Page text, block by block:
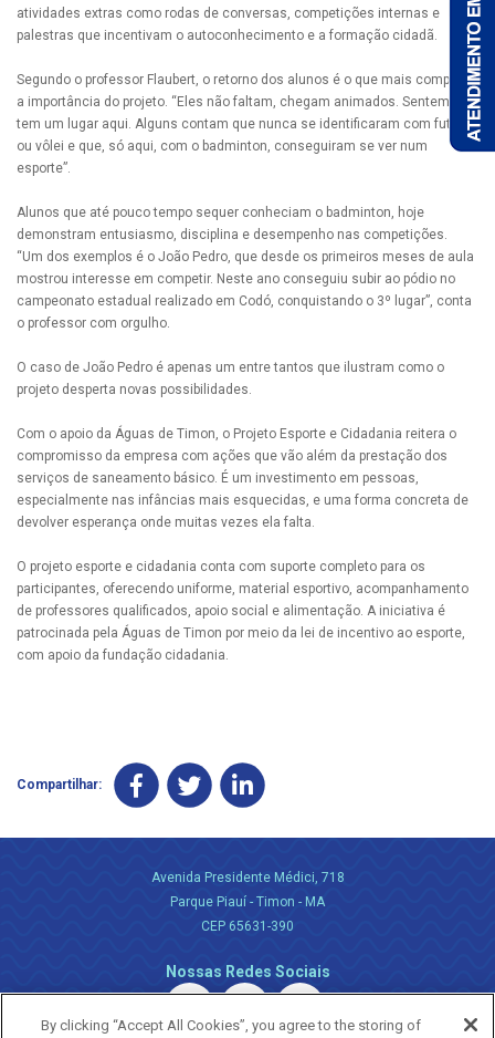
atividades extras como rodas de conversas, competições internas e
palestras que incentivam o autoconhecimento e a formação cidadã.
Segundo o professor Flaubert, o retorno dos alunos é o que mais comprova
a importância do projeto. “Eles não faltam, chegam animados. Sentem que
tem um lugar aqui. Alguns contam que nunca se identificaram com futebol
ou vôlei e que, só aqui, com o badminton, conseguiram se ver num
esporte”.
Alunos que até pouco tempo sequer conheciam o badminton, hoje
demonstram entusiasmo, disciplina e desempenho nas competições.
“Um dos exemplos é o João Pedro, que desde os primeiros meses de aula
mostrou interesse em competir. Neste ano conseguiu subir ao pódio no
campeonato estadual realizado em Codó, conquistando o 3º lugar”, conta
o professor com orgulho.
O caso de João Pedro é apenas um entre tantos que ilustram como o
projeto desperta novas possibilidades.
Com o apoio da Águas de Timon, o Projeto Esporte e Cidadania reitera o
compromisso da empresa com ações que vão além da prestação dos
serviços de saneamento básico. É um investimento em pessoas,
especialmente nas infâncias mais esquecidas, e uma forma concreta de
devolver esperança onde muitas vezes ela falta.
O projeto esporte e cidadania conta com suporte completo para os
participantes, oferecendo uniforme, material esportivo, acompanhamento
de professores qualificados, apoio social e alimentação. A iniciativa é
patrocinada pela Águas de Timon por meio da lei de incentivo ao esporte,
com apoio da fundação cidadania.
Compartilhar:
Avenida Presidente Médici, 718
Parque Piauí - Timon - MA
CEP 65631-390
Nossas Redes Sociais
By clicking “Accept All Cookies”, you agree to the storing of